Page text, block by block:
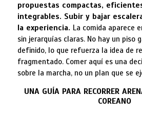
propuestas compactas,
integrables. Subir y bajar
la experiencia. La comida aparece
sin jerarquías claras. No hay un piso
definido, lo que refuerza la idea de
fragmentado. Comer aquí es una
sobre la marcha, no un plan que se
UNA GUÍA PARA RECORRER
COREANO